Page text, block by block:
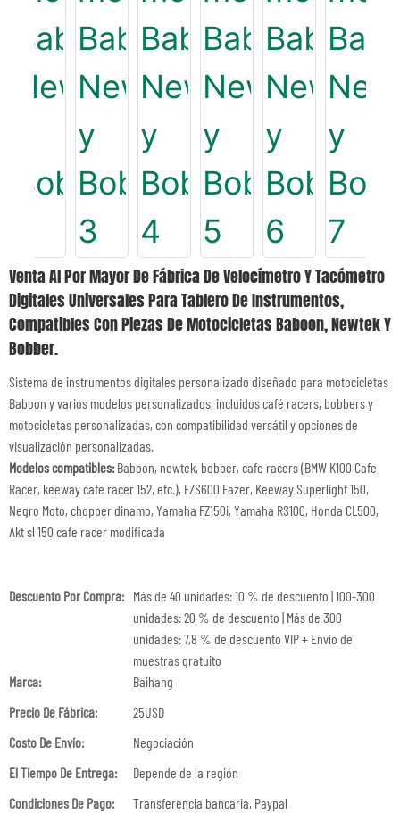
Venta Al Por Mayor De Fábrica De Velocímetro Y Tacómetro
Digitales Universales Para Tablero De Instrumentos,
Compatibles Con Piezas De Motocicletas Baboon, Newtek Y
Bobber.
Sistema de instrumentos digitales personalizado diseñado para motocicletas
Baboon y varios modelos personalizados, incluidos café racers, bobbers y
motocicletas personalizadas, con compatibilidad versátil y opciones de
visualización personalizadas.
Modelos compatibles:Baboon, newtek, bobber, cafe racers (BMW K100 Cafe
Racer, keeway cafe racer 152, etc.), FZS600 Fazer, Keeway Superlight 150,
Negro Moto, chopper dinamo, Yamaha FZ150i, Yamaha RS100, Honda CL500,
Akt sl 150 cafe racer modificada
Descuento Por Compra: Más de 40 unidades: 10 % de descuento | 100-300
unidades: 20 % de descuento | Más de 300
unidades: 7,8 % de descuento VIP + Envío de
muestras gratuito
Marca:
Baihang
Precio De Fábrica:
25USD
Costo De Envío:
Negociación
El Tiempo De Entrega:
Depende de la región
Condiciones De Pago:
Transferencia bancaria, Paypal